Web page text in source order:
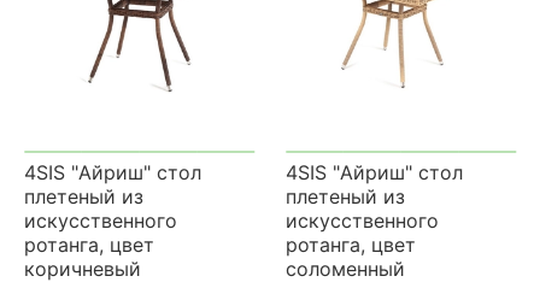
4SIS "Айриш" стол
плетеный из
искусственного
ротанга, цвет
коричневый
4SIS "Айриш" стол
плетеный из
искусственного
ротанга, цвет
соломенный